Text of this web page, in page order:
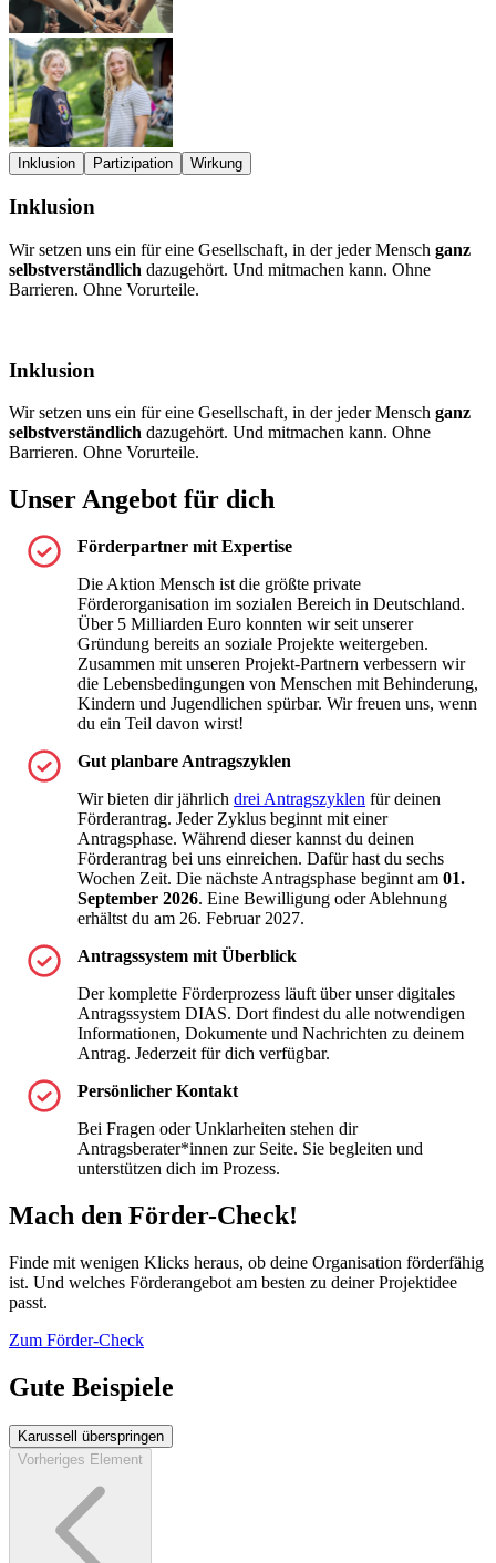
Inklusion Partizipation Wirkung
Inklusion
Wir setzen uns ein für eine Gesellschaft, in der jeder Mensch ganz
selbstverständlich dazugehört. Und mitmachen kann. Ohne
Barrieren. Ohne Vorurteile.
Inklusion
Wir setzen uns ein für eine Gesellschaft, in der jeder Mensch ganz
selbstverständlich dazugehört. Und mitmachen kann. Ohne
Barrieren. Ohne Vorurteile.
Unser Angebot für dich
Förderpartner mit Expertise
Die Aktion Mensch ist die größte private
Förderorganisation im sozialen Bereich in Deutschland.
Über 5 Milliarden Euro konnten wir seit unserer
Gründung bereits an soziale Projekte weitergeben.
Zusammen mit unseren Projekt-Partnern verbessern wir
die Lebensbedingungen von Menschen mit Behinderung,
Kindern und Jugendlichen spürbar. Wir freuen uns, wenn
du ein Teil davon wirst!
Gut planbare Antragszyklen
Wir bieten dir jährlich drei Antragszyklen für deinen
Förderantrag. Jeder Zyklus beginnt mit einer
Antragsphase. Während dieser kannst du deinen
Förderantrag bei uns einreichen. Dafür hast du sechs
Wochen Zeit. Die nächste Antragsphase beginnt am 01.
September 2026. Eine Bewilligung oder Ablehnung
erhältst du am 26. Februar 2027.
Antragssystem mit Überblick
Der komplette Förderprozess läuft über unser digitales
Antragssystem DIAS. Dort findest du alle notwendigen
Informationen, Dokumente und Nachrichten zu deinem
Antrag. Jederzeit für dich verfügbar.
Persönlicher Kontakt
Bei Fragen oder Unklarheiten stehen dir
Antragsberater*innen zur Seite. Sie begleiten und
unterstützen dich im Prozess.
Mach den Förder-Check!
Finde mit wenigen Klicks heraus, ob deine Organisation förderfähig
ist. Und welches Förderangebot am besten zu deiner Projektidee
passt.
Zum Förder-Check
Gute Beispiele
Karussell überspringen
Vorheriges Element